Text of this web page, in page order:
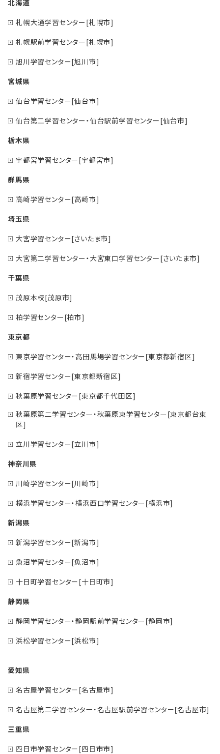
北海道
札幌大通学習センター[札幌市]
札幌駅前学習センター[札幌市]
旭川学習センター[旭川市]
宮城県
仙台学習センター[仙台市]
仙台第二学習センター・仙台駅前学習センター[仙台市]
栃木県
宇都宮学習センター[宇都宮市]
群馬県
高崎学習センター[高崎市]
埼玉県
大宮学習センター[さいたま市]
大宮第二学習センター・大宮東口学習センター[さいたま市]
千葉県
茂原本校[茂原市]
柏学習センター[柏市]
東京都
東京学習センター・高田馬場学習センター[東京都新宿区]
新宿学習センター[東京都新宿区]
秋葉原学習センター[東京都千代田区]
秋葉原第二学習センター・秋葉原東学習センター[東京都台東
区]
立川学習センター[立川市]
神奈川県
川崎学習センター[川崎市]
横浜学習センター・横浜西口学習センター[横浜市]
新潟県
新潟学習センター[新潟市]
魚沼学習センター[魚沼市]
十日町学習センター[十日町市]
静岡県
静岡学習センター・静岡駅前学習センター[静岡市]
浜松学習センター[浜松市]
愛知県
名古屋学習センター[名古屋市]
名古屋第二学習センター・名古屋駅前学習センター[名古屋市]
三重県
四日市学習センター[四日市市]